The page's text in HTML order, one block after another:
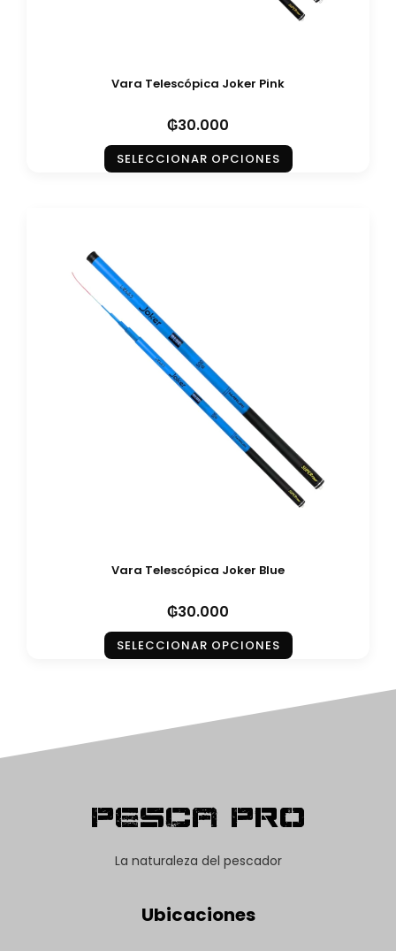
Vara Telescópica Joker Pink
₲30.000
SELECCIONAR OPCIONES
Vara Telescópica Joker Blue
₲30.000
SELECCIONAR OPCIONES
Pesca Pro
La naturaleza del pescador
Ubicaciones